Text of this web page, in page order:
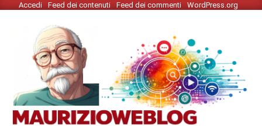
Skip Accedi Feed dei contenuti Feed dei commenti WordPress.org